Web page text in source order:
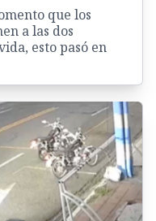
que los
a las dos
esto pasó en